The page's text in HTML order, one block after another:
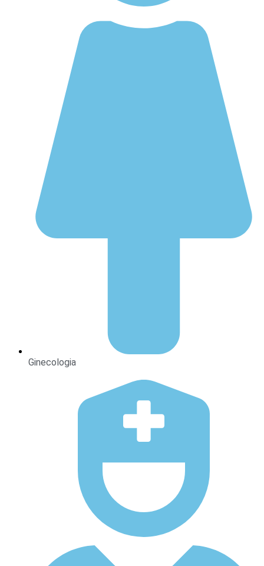
Ginecologia